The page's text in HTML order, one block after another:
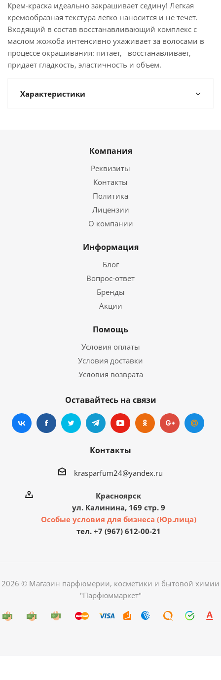
Крем-краска идеально закрашивает седину! Легкая
кремообразная текстура легко наносится и не течет.
Входящий в состав восстанавливающий комплекс с
маслом жожоба интенсивно ухаживает за волосами в
процессе окрашивания: питает, восстанавливает,
придает гладкость, эластичность и объем.
Характеристики
Компания
Реквизиты
Контакты
Политика
Лицензии
О компании
Информация
Блог
Вопрос-ответ
Бренды
Акции
Помощь
Условия оплаты
Условия доставки
Условия возврата
Оставайтесь на связи
Контакты
krasparfum24@yandex.ru
Красноярск
ул. Калинина, 169 стр. 9
Особые условия для бизнеса (Юр.лица)
тел. +7 (967) 612-00-21
2026 © Магазин парфюмерии, косметики и бытовой химии
"Парфюммаркет"